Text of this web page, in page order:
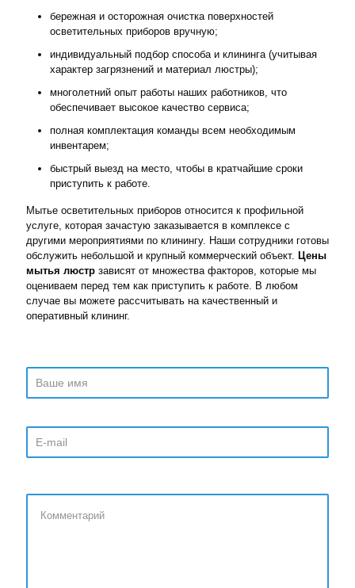
бережная и осторожная очистка поверхностей
осветительных приборов вручную;
индивидуальный подбор способа и клининга (учитывая
характер загрязнений и материал люстры);
многолетний опыт работы наших работников, что
обеспечивает высокое качество сервиса;
полная комплектация команды всем необходимым
инвентарем;
быстрый выезд на место, чтобы в кратчайшие сроки
приступить к работе.
Мытье осветительных приборов относится к профильной
услуге, которая зачастую заказывается в комплексе с
другими мероприятиями по клинингу. Наши сотрудники готовы
обслужить небольшой и крупный коммерческий объект. Цены
мытья люстр зависят от множества факторов, которые мы
оцениваем перед тем как приступить к работе. В любом
случае вы можете рассчитывать на качественный и
оперативный клининг.